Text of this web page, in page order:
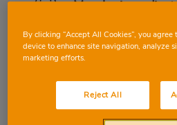
Mezclar
base unas
que empape y
Añadimos medio
Trocitos de
unas
By clicking “Accept All Cookies”, you
device to enhance site navigation, analyze
marketing efforts.
Reject All